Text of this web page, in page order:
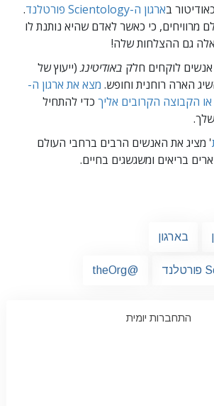
בארגון ה-Scientology פורטלנד
.
מרוויחים, כי כאשר לאדם שהיא נותנת לו
אלה גם ההצלחות שלה!
לוקחים חלק באודיטינג(ייעוץ של
מצא את ארגון ה-
כדי להתחיל
' מציג את האנשים הרבים ברחבי העולם
בריאים ומשגשגים בחיים.
בארגון
@theOrg
התחברות יומית